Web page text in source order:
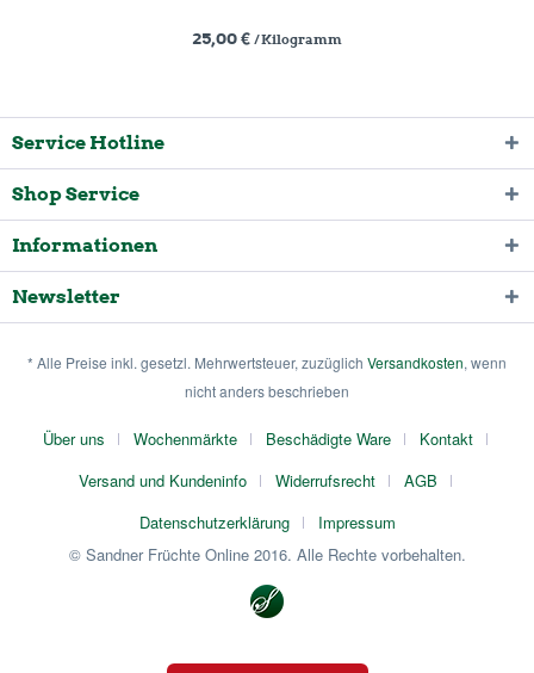
25,00 € / Kilogramm
Service Hotline
Shop Service
Informationen
Newsletter
* Alle Preise inkl. gesetzl. Mehrwertsteuer, zuzüglich Versandkosten, wenn
nicht anders beschrieben
Über uns Wochenmärkte Beschädigte Ware
Kontakt
Versand und Kundeninfo
Widerrufsrecht
AGB
Datenschutzerklärung
Impressum
© Sandner Früchte Online 2016. Alle Rechte vorbehalten.